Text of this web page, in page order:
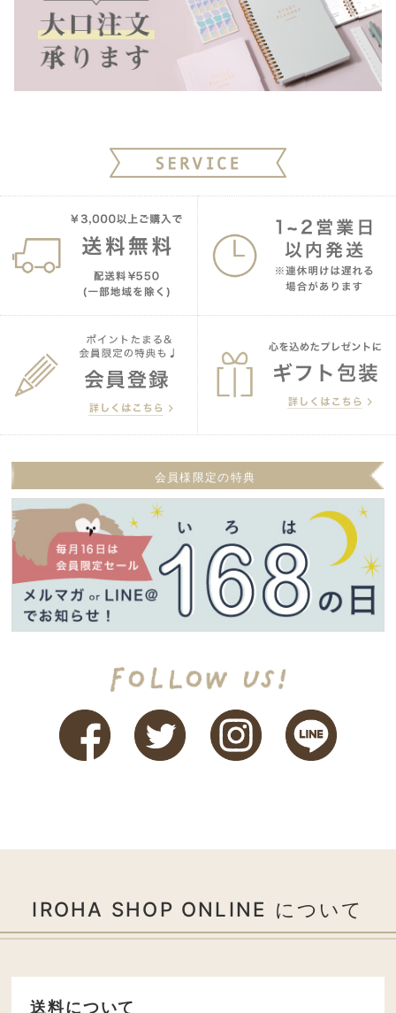
会員様限定の特典
IROHA SHOP ONLINE について
送料について